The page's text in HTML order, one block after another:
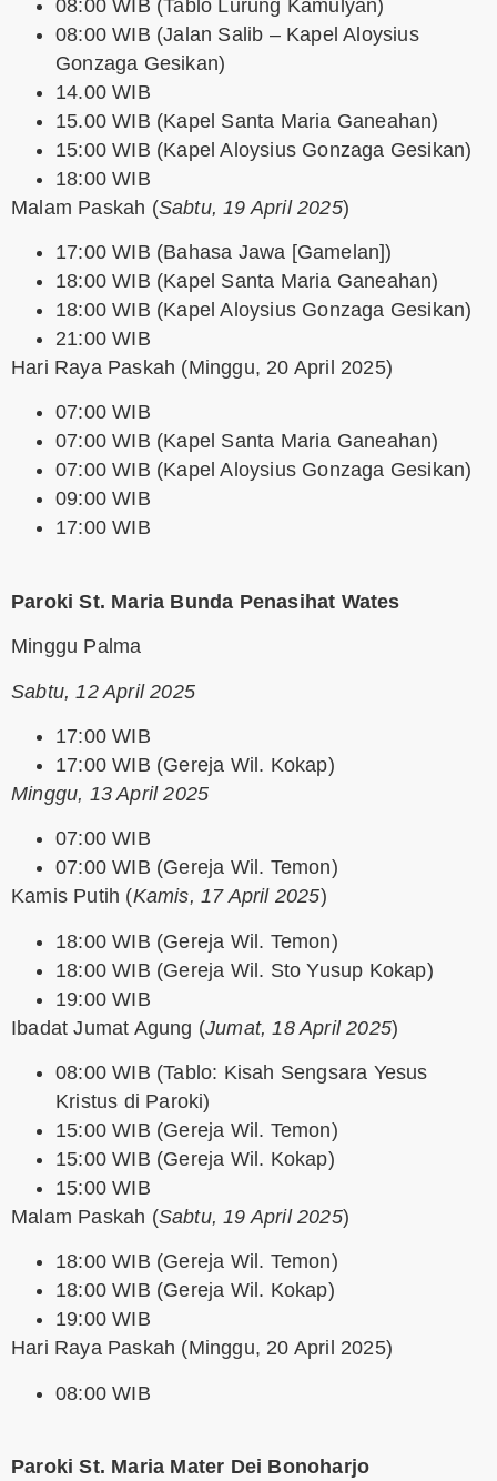
08:00 WIB (Tablo Lurung Kamulyan)
08:00 WIB (Jalan Salib – Kapel Aloysius
Gonzaga Gesikan)
14.00 WIB
15.00 WIB (Kapel Santa Maria Ganeahan)
15:00 WIB (Kapel Aloysius Gonzaga Gesikan)
18:00 WIB
Malam Paskah (Sabtu, 19 April 2025)
17:00 WIB (Bahasa Jawa [Gamelan])
18:00 WIB (Kapel Santa Maria Ganeahan)
18:00 WIB (Kapel Aloysius Gonzaga Gesikan)
21:00 WIB
Hari Raya Paskah (Minggu, 20 April 2025)
07:00 WIB
07:00 WIB (Kapel Santa Maria Ganeahan)
07:00 WIB (Kapel Aloysius Gonzaga Gesikan)
09:00 WIB
17:00 WIB
Paroki St. Maria Bunda Penasihat Wates
Minggu Palma
Sabtu, 12 April 2025
17:00 WIB
17:00 WIB (Gereja Wil. Kokap)
Minggu, 13 April 2025
07:00 WIB
07:00 WIB (Gereja Wil. Temon)
Kamis Putih (Kamis, 17 April 2025)
18:00 WIB (Gereja Wil. Temon)
18:00 WIB (Gereja Wil. Sto Yusup Kokap)
19:00 WIB
Ibadat Jumat Agung (Jumat, 18 April 2025)
08:00 WIB (Tablo: Kisah Sengsara Yesus
Kristus di Paroki)
15:00 WIB (Gereja Wil. Temon)
15:00 WIB (Gereja Wil. Kokap)
15:00 WIB
Malam Paskah (Sabtu, 19 April 2025)
18:00 WIB (Gereja Wil. Temon)
18:00 WIB (Gereja Wil. Kokap)
19:00 WIB
Hari Raya Paskah (Minggu, 20 April 2025)
08:00 WIB
Paroki St. Maria Mater Dei Bonoharjo